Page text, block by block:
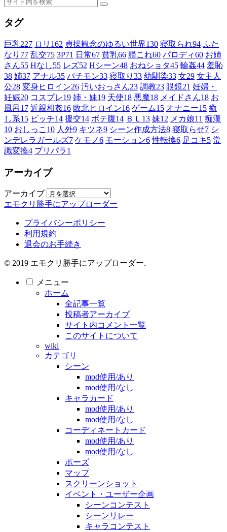
タグ
巨乳227 ロリ 162 貞操観念のゆるい世界130 寝取られ94 ふた
なり 77 乱交75 3P71 日常67 貧乳66 艦これ60 パロディ60 お姉
さん55 Hなし55 レズ52 Hシーン48 おねショタ45 輪姦44 羞恥
38 姉37 アナル35 パチモン33 寝取り 33 幼馴染33 女29 女主人
公28 変身ヒロイン26 汚いおっさん23 調教23 眼鏡21 妊婦・
妊娠20 コスプレ19 姉・妹19 天使18 悪魔18 メイドさん18 お
風呂17 近親相姦16 敗北ヒロイン16 ゲーム15 オナニー15 癒
し系15 ビッチ14 援交14 ボテ腹14 ＢＬ 13 妹12 メカ娘11 痴漢
10 おしっこ 10 人外9 キツネ9 シーン作成方法8 寝取らせ7 シ
ンデレラガールズ7 ケモノ6 モーション6 性転換6 足コキ5 常
識変換4 プリパラ1
アーカイブ
アーカイブ
エモクリ勝手にアップローダー
プライバシーポリシー
利用規約
退会のお手続き
© 2019 エモクリ勝手にアップローダー.
メニュー
ホーム
全記事一覧
投稿者アーカイブ
サイト内コメント一覧
このサイトについて
wiki
カテゴリ
シーン
mod使用/あり
mod使用/なし
キャラカード
mod使用/あり
mod使用/なし
コーディネートカード
mod使用/あり
mod使用/なし
ポーズ
マップ
スクリーンショット
イベント・ユーザー企画
シーンコンテスト
シーンリレー
キャラコンテスト